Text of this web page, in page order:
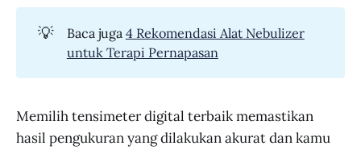
💡 Baca juga 4 Rekomendasi Alat Nebulizer
untuk Terapi Pernapasan
Memilih tensimeter digital terbaik memastikan
hasil pengukuran yang dilakukan akurat dan kamu